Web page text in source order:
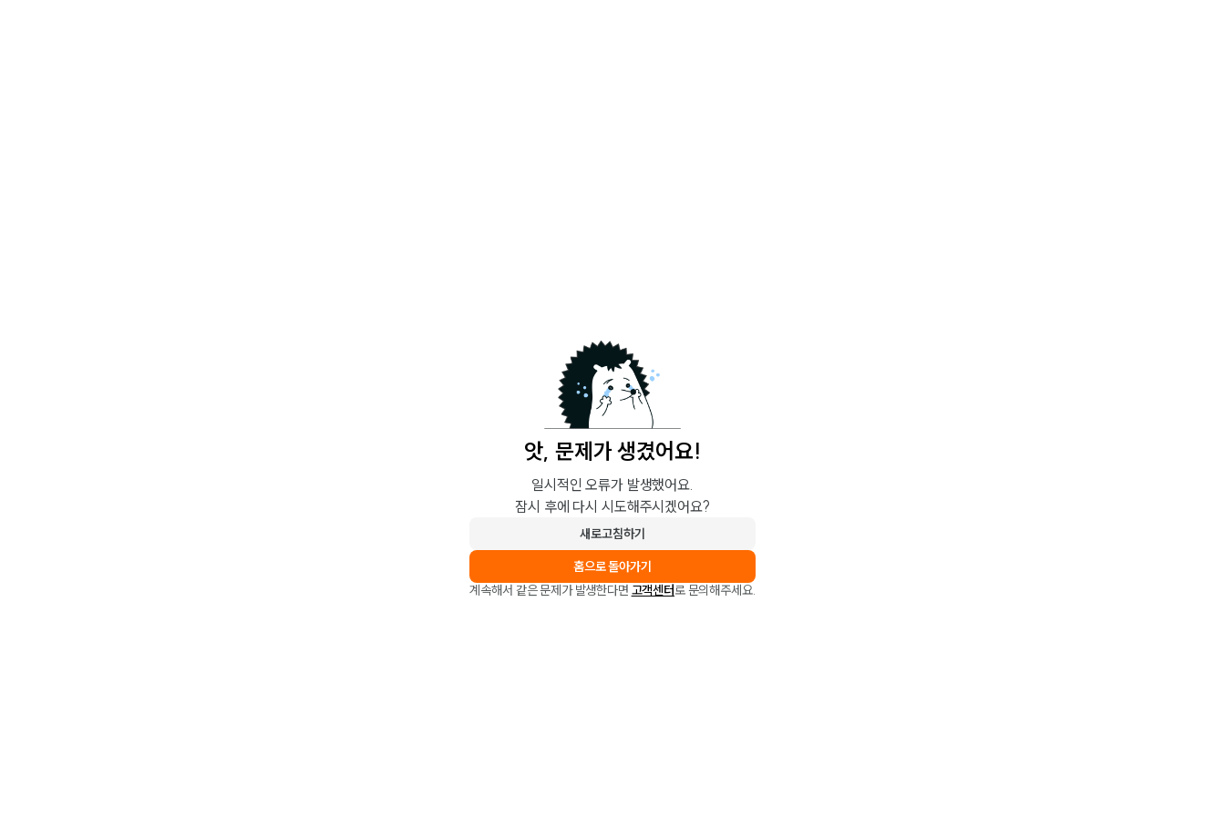
앗, 문제가 생겼어요!
일시적인 오류가 발생했어요.
잠시 후에 다시 시도해주시겠어요?
새로고침하기
홈으로 돌아가기
계속해서 같은 문제가 발생한다면 고객센터로 문의해주세요.